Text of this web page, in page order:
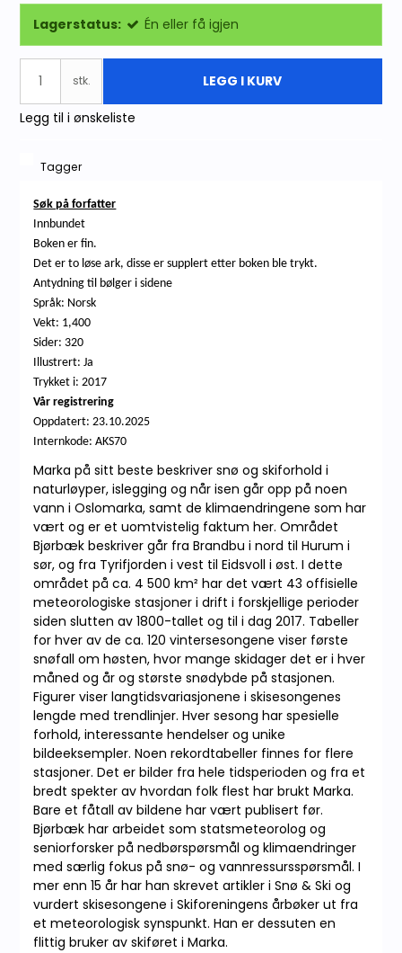
Lagerstatus: Én eller få igjen
stk. LEGG I KURV
Legg til i ønskeliste
Tagger
Søk på forfatter
Innbundet
Boken er fin.
Det er to løse ark, disse er supplert etter boken ble trykt.
Antydning til bølger i sidene
Språk: Norsk
Vekt: 1,400
Sider: 320
Illustrert: Ja
Trykket i: 2017
Vår registrering
Oppdatert:23.10.2025
Internkode: AKS70
Marka på sitt beste beskriver snø og skiforhold i
naturløyper, islegging og når isen går opp på noen
vann i Oslomarka, samt de klimaendringene som har
vært og er et uomtvistelig faktum her. Området
Bjørbæk beskriver går fra Brandbu i nord til Hurum i
sør, og fra Tyrifjorden i vest til Eidsvoll i øst. I dette
området på ca. 4 500 km² har det vært 43 offisielle
meteorologiske stasjoner i drift i forskjellige perioder
siden slutten av 1800-tallet og til i dag 2017. Tabeller
for hver av de ca. 120 vintersesongene viser første
snøfall om høsten, hvor mange skidager det er i hver
måned og år og største snødybde på stasjonen.
Figurer viser langtidsvariasjonene i skisesongenes
lengde med trendlinjer. Hver sesong har spesielle
forhold, interessante hendelser og unike
bildeeksempler. Noen rekordtabeller finnes for flere
stasjoner. Det er bilder fra hele tidsperioden og fra et
bredt spekter av hvordan folk flest har brukt Marka.
Bare et fåtall av bildene har vært publisert før.
Bjørbæk har arbeidet som statsmeteorolog og
seniorforsker på nedbørspørsmål og klimaendringer
med særlig fokus på snø- og vannressursspørsmål. I
mer enn 15 år har han skrevet artikler i Snø & Ski og
vurdert skisesongene i Skiforeningens årbøker ut fra
et meteorologisk synspunkt. Han er dessuten en
flittig bruker av skiføret i Marka.